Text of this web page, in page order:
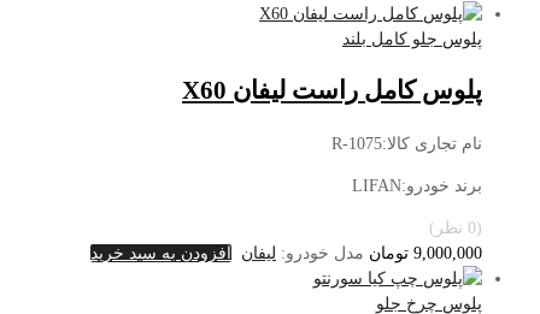
پلوس جلو کامل بلند
پلوس کامل راست لیفان X60
نام تجاری کالا:R-1075
برند خودرو:LIFAN
(0 نظر)
9,000,000 تومان مدل خودرو: لیفان افزودن به سبد خرید
پلوس چرخ جلو